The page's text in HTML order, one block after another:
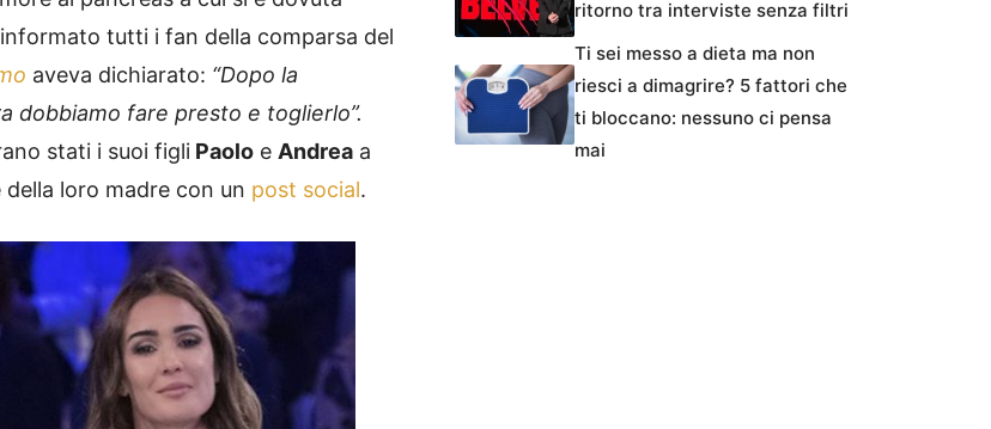
tutti i fan della comparsa del
aveva dichiarato: “Dopo la
dobbiamo fare presto e toglierlo”.
stati i suoi figli Paolo e Andrea a
loro madre con un post social.
ritorno tra interviste senza filtri
Ti sei messo a dieta ma non
riesci a dimagrire? 5 fattori che
ti bloccano: nessuno ci pensa
mai